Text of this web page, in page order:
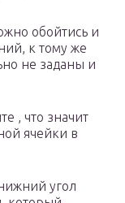
обойтись и
к тому же
не заданы и
, что значит
ячейки в
угол